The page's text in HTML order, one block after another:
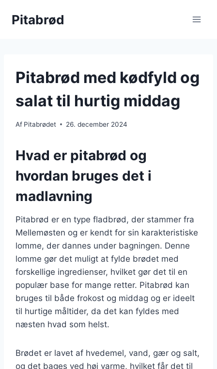
Pitabrød
Pitabrød med kødfyld og
salat til hurtig middag
Af Pitabrødet 26. december 2024
Hvad er pitabrød og
hvordan bruges det i
madlavning
Pitabrød er en type fladbrød, der stammer fra
Mellemøsten og er kendt for sin karakteristiske
lomme, der dannes under bagningen. Denne
lomme gør det muligt at fylde brødet med
forskellige ingredienser, hvilket gør det til en
populær base for mange retter. Pitabrød kan
bruges til både frokost og middag og er ideelt
til hurtige måltider, da det kan fyldes med
næsten hvad som helst.
Brødet er lavet af hvedemel, vand, gær og salt,
og det bages ved høj varme, hvilket får det til